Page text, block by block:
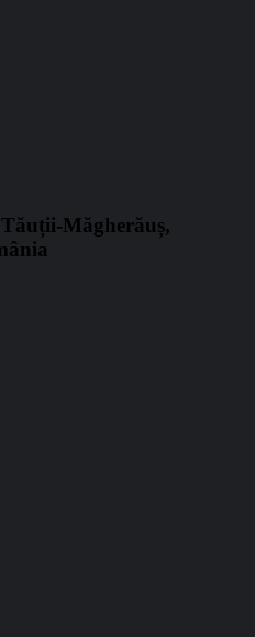
Măgherăuș,